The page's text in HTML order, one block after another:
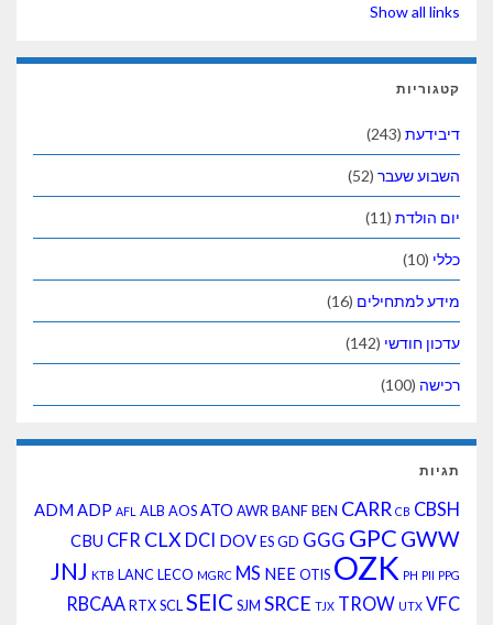
Show all links
קטגוריות
דיבידעת (243)
השבוע שעבר (52)
יום הולדת (11)
כללי (10)
מידע למתחילים (16)
עדכון חודשי (142)
רכישה (100)
תגיות
ADM ADP AFL ALB AOS ATO AWR BANFBEN CARR CB CBSH
CBU CFR CLX DCI DOVESGD GGG GPC GWW
JNJ KTB LANCLECO MGRC MS NEEOTIS OZK PH PII PPG
RBCAARTXSCLSEIC SJM SRCE TJX TROW UTX VFC